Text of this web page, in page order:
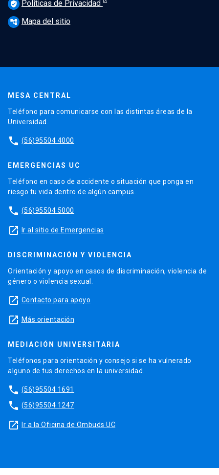
verified_user Políticas de Privacidad
account_tree Mapa del sitio
MESA CENTRAL
Teléfono para comunicarse con las distintas áreas de la
Universidad.
phone (56)95504 4000
EMERGENCIAS UC
Teléfono en caso de accidente o situación que ponga en
riesgo tu vida dentro de algún campus.
phone (56)95504 5000
launch Ir al sitio de Emergencias
DISCRIMINACIÓN Y VIOLENCIA
Orientación y apoyo en casos de discriminación, violencia de
género o violencia sexual.
launch Contacto para apoyo
launch Más orientación
MEDIACIÓN UNIVERSITARIA
Teléfonos para orientación y consejo si se ha vulnerado
alguno de tus derechos en la universidad.
phone (56)95504 1691
phone (56)95504 1247
launch Ir a la Oficina de Ombuds UC